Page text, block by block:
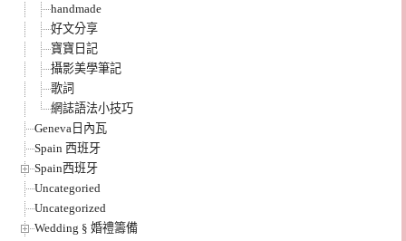
handmade
好文分享
寶寶日記
攝影美學筆記
歌詞
網誌語法小技巧
Geneva日內瓦
Spain 西班牙
Spain西班牙
Uncategoried
Uncategorized
Wedding § 婚禮籌備